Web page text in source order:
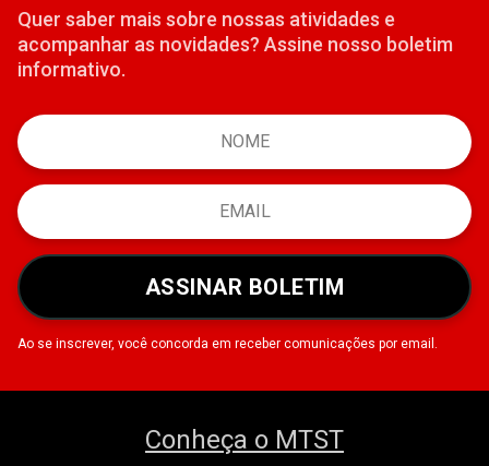
Quer saber mais sobre nossas atividades e
acompanhar as novidades? Assine nosso boletim
informativo.
ASSINAR BOLETIM
Ao se inscrever, você concorda em receber comunicações por email.
Conheça o MTST